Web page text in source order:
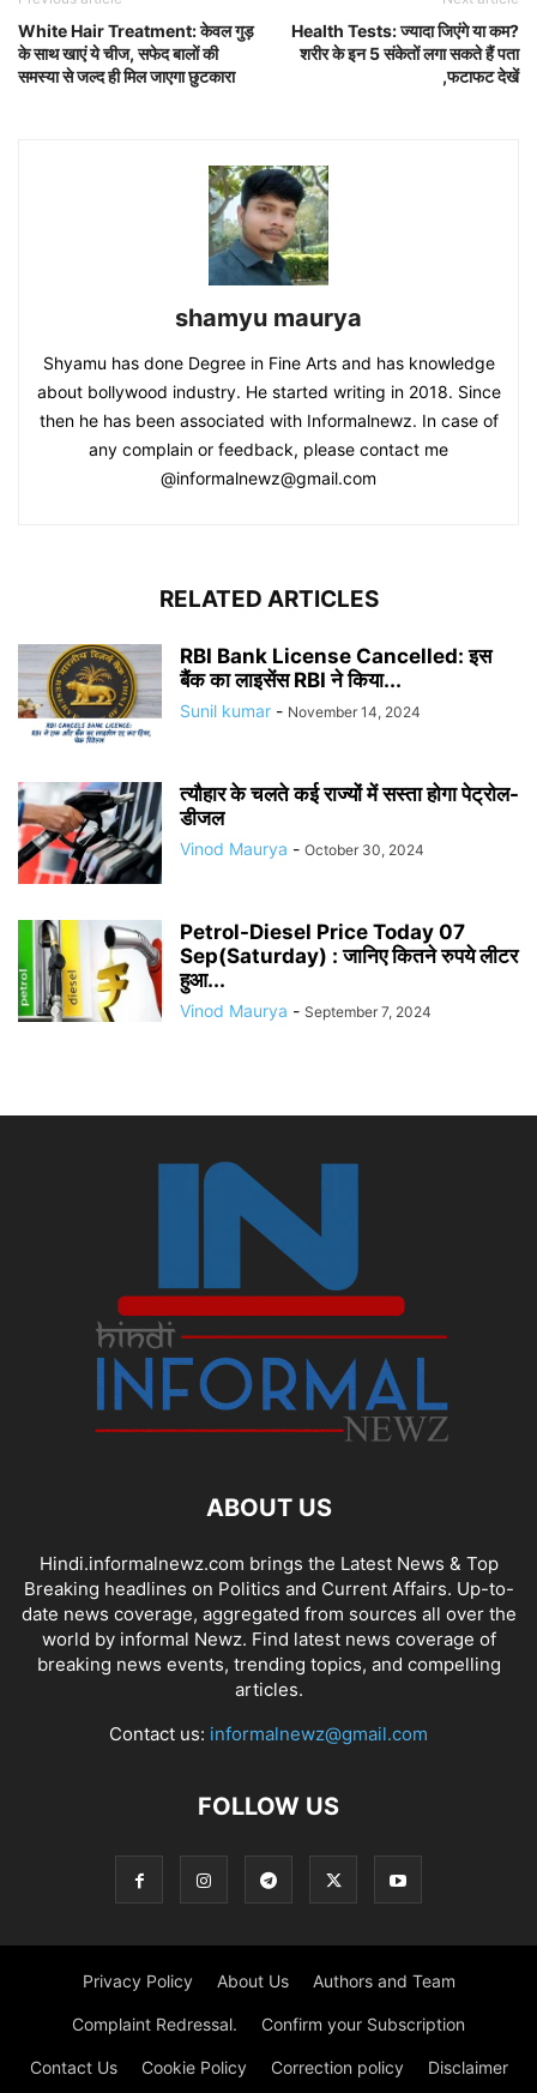
White Hair Treatment: केवल गुड़
के साथ खाएं ये चीज, सफेद बालों की
समस्या से जल्द ही मिल जाएगा छुटकारा
Health Tests: ज्यादा जिएंगे या कम?
शरीर के इन 5 संकेतों लगा सकते हैं पता
,फटाफट देखें
shamyu maurya
Shyamu has done Degree in Fine Arts and has knowledge
about bollywood industry. He started writing in 2018. Since
then he has been associated with Informalnewz. In case of
any complain or feedback, please contact me
@informalnewz@gmail.com
RELATED ARTICLES
RBI Bank License Cancelled: इस
बैंक का लाइसेंस RBI ने किया...
Sunil kumar - November 14, 2024
त्यौहार के चलते कई राज्यों में सस्ता होगा पेट्रोल-
डीजल
Vinod Maurya - October 30, 2024
Petrol-Diesel Price Today 07
Sep(Saturday) : जानिए कितने रुपये लीटर
हुआ...
Vinod Maurya - September 7, 2024
ABOUT US
Hindi.informalnewz.com brings the Latest News & Top
Breaking headlines on Politics and Current Affairs. Up-to-
date news coverage, aggregated from sources all over the
world by informal Newz. Find latest news coverage of
breaking news events, trending topics, and compelling
articles.
Contact us: informalnewz@gmail.com
FOLLOW US
Privacy Policy About Us Authors and Team
Complaint Redressal. Confirm your Subscription
Contact Us Cookie Policy Correction policy Disclaimer